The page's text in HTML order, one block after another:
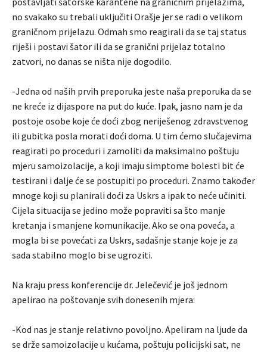
no svakako su trebali uključiti Orašje jer se radi o velikom
graničnom prijelazu. Odmah smo reagirali da se taj status
riješi i postavi šator ili da se granični prijelaz totalno
zatvori, no danas se ništa nije dogodilo.
-Jedna od naših prvih preporuka jeste naša preporuka da se
ne kreće iz dijaspore na put do kuće. Ipak, jasno nam je da
postoje osobe koje će doći zbog neriješenog zdravstvenog
ili gubitka posla morati doći doma. U tim ćemo slučajevima
reagirati po proceduri i zamoliti da maksimalno poštuju
mjeru samoizolacije, a koji imaju simptome bolesti bit će
testirani i dalje će se postupiti po proceduri. Znamo također
mnoge koji su planirali doći za Uskrs a ipak to neće učiniti.
Cijela situacija se jedino može popraviti sa što manje
kretanja i smanjene komunikacije. Ako se ona poveća, a
mogla bi se povećati za Uskrs, sadašnje stanje koje je za
sada stabilno moglo bi se ugroziti.
Na kraju press konferencije dr. Jelečević je još jednom
apelirao na poštovanje svih donesenih mjera:
-Kod nas je stanje relativno povoljno. Apeliram na ljude da
se drže samoizolacije u kućama, poštuju policijski sat, ne